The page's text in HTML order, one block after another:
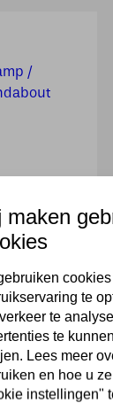
/
maken
te
te
te
Lees meer
en hoe u
instellingen"